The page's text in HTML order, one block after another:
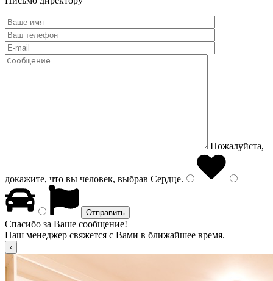
Пожалуйста,
докажите, что вы человек, выбрав Сердце.
Спасибо за Ваше сообщение!
Наш менеджер свяжется с Вами в ближайшее время.